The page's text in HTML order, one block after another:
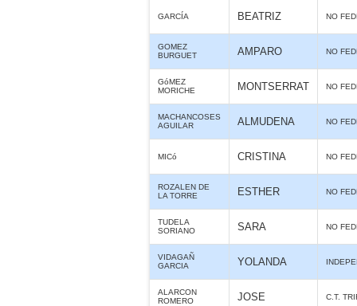
GARCÍA BEATRIZ NO
GOMEZ
BURGUET
AMPARO NO
GóMEZ
MORICHE
MONTSERRAT NO
MACHANCOSES
AGUILAR
ALMUDENA NO
MICó CRISTINA NO
ROZALEN DE
LA TORRE
ESTHER NO
TUDELA
SORIANO
SARA NO
VIDAGAÑ
GARCIA
YOLANDA
ALARCON
ROMERO
JOSE C.T.